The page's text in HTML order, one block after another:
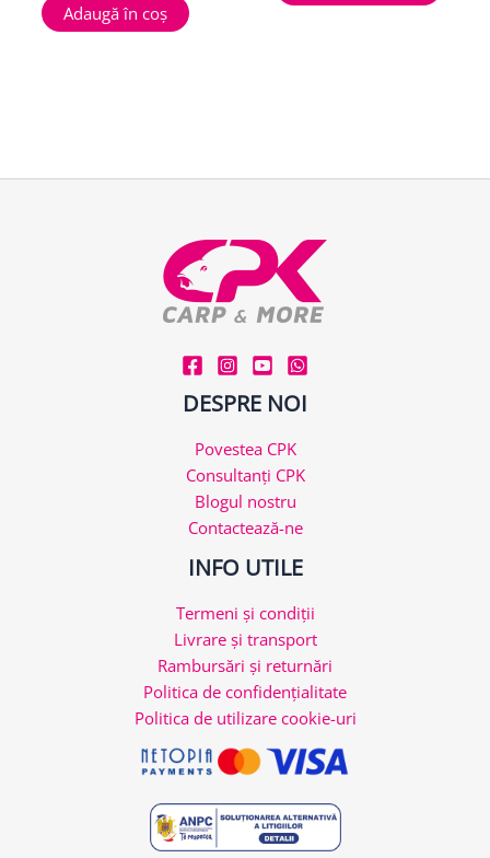
Adaugă în coș
DESPRE NOI
Povestea CPK
Consultanți CPK
Blogul nostru
Contactează-ne
INFO UTILE
Termeni și condiții
Livrare și transport
Rambursări și returnări
Politica de confidențialitate
Politica de utilizare cookie-uri